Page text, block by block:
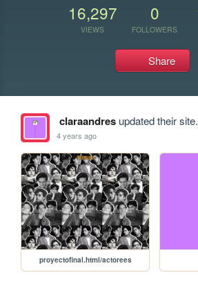
16,297
VIEWS
0
FOLLOWERS
Share
claraandresupdated their site.
4 years ago
proyectofinal.html/actorees